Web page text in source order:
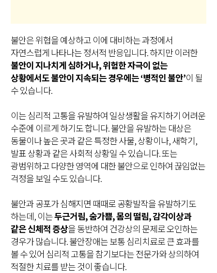
불안은 위협을 예상하고 이에 대비하는 과정에서
자연스럽게 나타나는 정서적 반응입니다. 하지만 이러한
불안이 지나치게 심하거나, 위험한 자극이 없는
상황에서도 불안이 지속되는 경우에는 ‘병적인 불안’이 될
수 있습니다.
이는 심리적 고통을 유발하여 일상생활을 유지하기 어려운
수준에 이르게 하기도 합니다. 불안을 유발하는 대상은
동물이나 높은 곳과 같은 특정한 사물, 상황이나, 새학기,
발표 상황과 같은 사회적 상황일 수 있습니다. 또는
광범위하고 다양한 영역에 대한 불안으로 인하여 끊임없는
걱정을 보일 수도 있습니다.
불안과 공포가 심해지면 때때로 공황발작을 유발하기도
하는데, 이는두근거림, 숨가쁨, 몸의 떨림, 감각이상과
같은 신체적 증상을 동반하여 건강상의 문제로 오인하는
경우가 많습니다. 불안장애는 보통 심리치료로 큰 효과를
볼 수 있어 심리적 고통을 참기보다는 전문가와 상의하여
적절한 치료를 받는 것이 좋습니다.